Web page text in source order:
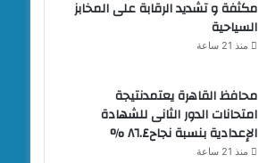
مكثفة و تشديد الرقابة على المخابز
السياحية
منذ 21 ساعة
محافظ القاهرة يعتمدنتيجة
امتحانات الدور الثانى للشهادة
الإعدادية بنسبة نجاح٨٦.٤ %
منذ 21 ساعة